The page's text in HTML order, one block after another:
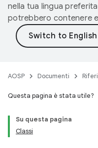
nella tua lingua
potrebbero contenere
AOSP Documenti
Questa pagina è stata utile?
Su questa pagina
Classi